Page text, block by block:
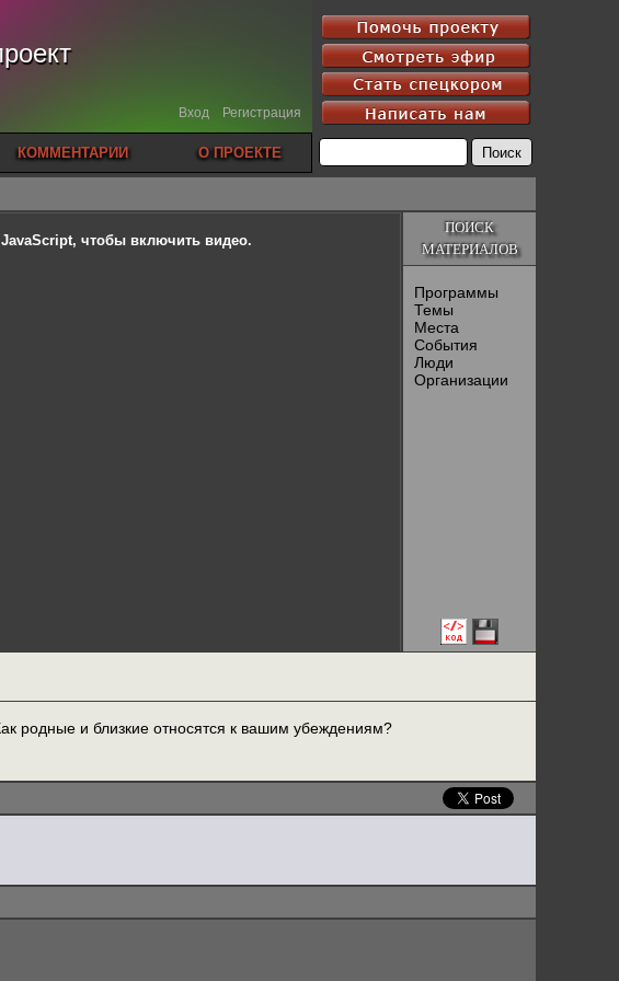
Вход Регистрация
КОММЕНТАРИИ О ПРОЕКТЕ
ПОИСК
МАТЕРИАЛОВ
Программы
Темы
Места
События
Люди
Организации
чтобы включить видео.
родные и близкие относятся к вашим убеждениям?